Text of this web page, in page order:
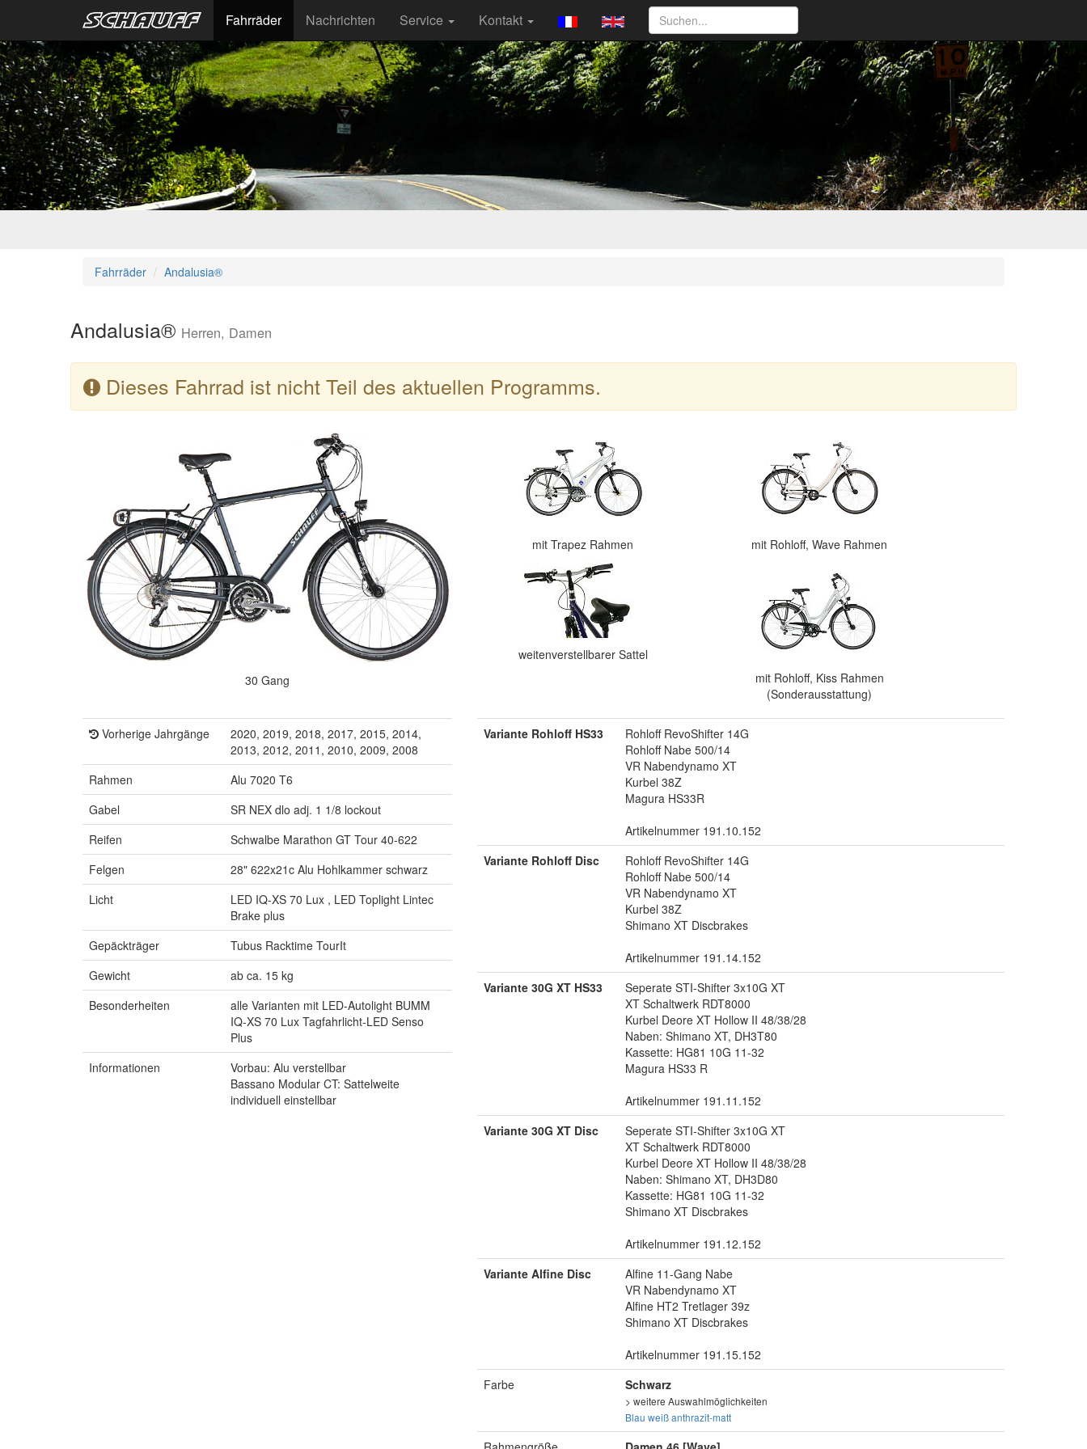
Fahrräder Nachrichten Service Kontakt
Fahrräder Andalusia®
Andalusia® Herren, Damen
Dieses Fahrrad ist nicht Teil des aktuellen Programms.
30 Gang
mit Trapez Rahmen mit Rohloff, Wave Rahmen
weitenverstellbarer Sattel
mit Rohloff, Kiss Rahmen
(Sonderausstattung)
Vorherige Jahrgänge
2020, 2019, 2018, 2017, 2015, 2014,
2013, 2012, 2011, 2010, 2009, 2008
Rahmen
Alu 7020 T6
Gabel
SR NEX dlo adj. 1 1/8 lockout
Reifen
Schwalbe Marathon GT Tour 40-622
Felgen
28" 622x21c Alu Hohlkammer schwarz
Licht
LED IQ-XS 70 Lux , LED Toplight Lintec
Brake plus
Gepäckträger
Tubus Racktime TourIt
Gewicht
ab ca. 15 kg
Besonderheiten
alle Varianten mit LED-Autolight BUMM
IQ-XS 70 Lux Tagfahrlicht-LED Senso
Plus
Informationen
Vorbau: Alu verstellbar
Bassano Modular CT: Sattelweite
individuell einstellbar
Variante Rohloff HS33
Rohloff RevoShifter 14G
Rohloff Nabe 500/14
VR Nabendynamo XT
Kurbel 38Z
Magura HS33R
Artikelnummer 191.10.152
Variante Rohloff Disc
Rohloff RevoShifter 14G
Rohloff Nabe 500/14
VR Nabendynamo XT
Kurbel 38Z
Shimano XT Discbrakes
Artikelnummer 191.14.152
Variante 30G XT HS33
Seperate STI-Shifter 3x10G XT
XT Schaltwerk RDT8000
Kurbel Deore XT Hollow II 48/38/28
Naben: Shimano XT, DH3T80
Kassette: HG81 10G 11-32
Magura HS33 R
Artikelnummer 191.11.152
Variante 30G XT Disc
Seperate STI-Shifter 3x10G XT
XT Schaltwerk RDT8000
Kurbel Deore XT Hollow II 48/38/28
Naben: Shimano XT, DH3D80
Kassette: HG81 10G 11-32
Shimano XT Discbrakes
Artikelnummer 191.12.152
Variante Alfine Disc
Alfine 11-Gang Nabe
VR Nabendynamo XT
Alfine HT2 Tretlager 39z
Shimano XT Discbrakes
Artikelnummer 191.15.152
Farbe
Schwarz
> weitere Auswahlmöglichkeiten
Blau weiß anthrazit-matt